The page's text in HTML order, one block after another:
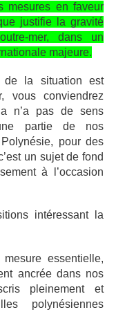
mesures en faveur
justifie la gravité
mer, dans un
majeure.
de la situation est
vous conviendrez
n’a pas de sens
partie de nos
pour des
un sujet de fond
à l’occasion
intéressant la
essentielle,
ancrée dans nos
pleinement et
polynésiennes